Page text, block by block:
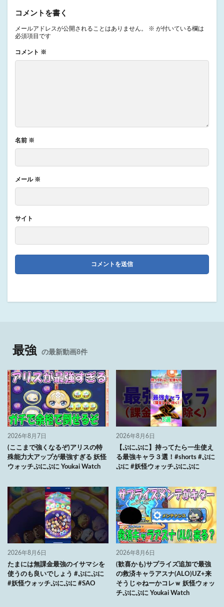
コメントを書く
メールアドレスが公開されることはありません。 ※ が付いている欄は
必須項目です
コメント ※
名前 ※
メール ※
サイト
最強 の最新動画8件
2026年8月7日
(ここまで強くなるぞ)アリスの特
殊能力大アップが最強すぎる 妖怪
ウォッチぷにぷに Youkai Watch
2026年8月6日
【ぷにぷに】持ってたら一生使え
る最強キャラ３選！#shorts #ぷに
ぷに #妖怪ウォッチぷにぷに
2026年8月6日
たまには無課金最強のイサマシを
使うのも良いでしょう #ぷにぷに
#妖怪ウォッチぷにぷに #SAO
2026年8月6日
(歓喜かも)サプライズ追加で最強
の救済キャラアスナ(ALO)UZ+来
そうじゃねーかコレｗ 妖怪ウォッ
チぷにぷに Youkai Watch